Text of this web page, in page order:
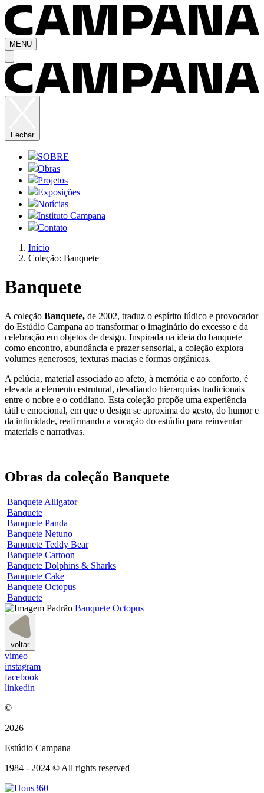
MENU
Fechar
SOBRE
Obras
Projetos
Exposições
Notícias
Instituto Campana
Contato
Início
Coleção: Banquete
Banquete
A coleção Banquete, de 2002, traduz o espírito lúdico e provocador
do Estúdio Campana ao transformar o imaginário do excesso e da
celebração em objetos de design. Inspirada na ideia do banquete
como encontro, abundância e prazer sensorial, a coleção explora
volumes generosos, texturas macias e formas orgânicas.
A pelúcia, material associado ao afeto, à memória e ao conforto, é
elevada a elemento estrutural, desafiando hierarquias tradicionais
entre o nobre e o cotidiano. Esta coleção propõe uma experiência
tátil e emocional, em que o design se aproxima do gesto, do humor e
da intimidade, reafirmando a vocação do estúdio para reinventar
materiais e narrativas.
Obras da coleção Banquete
Banquete Alligator
Banquete
Banquete Panda
Banquete Netuno
Banquete Teddy Bear
Banquete Cartoon
Banquete Dolphins & Sharks
Banquete Cake
Banquete Octopus
Banquete
Banquete Octopus
voltar
vimeo
instagram
facebook
linkedin
©
2026
Estúdio Campana
1984 - 2024 © All rights reserved